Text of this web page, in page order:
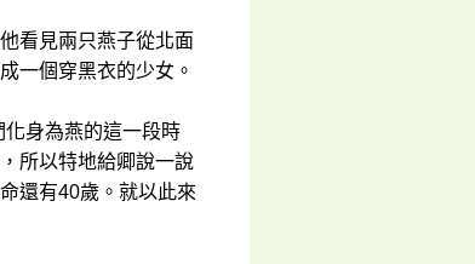
看見兩只燕子從北面
一個穿黑衣的少女。
身為燕的這一段時
所以特地給卿說一說
還有40歲。就以此來